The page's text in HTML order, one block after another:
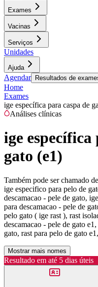
Exames
Vacinas
Serviços
Unidades
Ajuda
Agendar Resultados de
Home
Exames
ige específica para caspa de
Análises clínicas
ige específica
gato (e1)
Também pode ser chamado
ige especifico para pelo de
descamacao - pele de gato,
para descamacao - pele de
pelo gato ( ige rast ), rast
descamacao - pele de gato
gato, rast para pelo de gato
Mostrar mais nomes
Resultado em até 5 dias úteis